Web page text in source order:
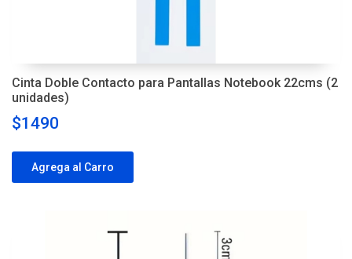
Cinta Doble Contacto para Pantallas Notebook 22cms (2
unidades)
$1490
Agrega al Carro